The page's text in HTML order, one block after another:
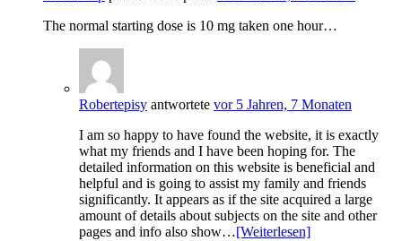
The normal starting dose is 10 mg taken one hour…
Robertepisy antwortete vor 5 Jahren, 7 Monaten
I am so happy to have found the website, it is exactly
what my friends and I have been hoping for. The
detailed information on this website is beneficial and
helpful and is going to assist my family and friends
significantly. It appears as if the site acquired a large
amount of details about subjects on the site and other
pages and info also show…[Weiterlesen]